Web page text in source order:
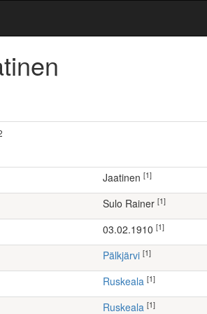
Jaatinen [1]
Sulo Rainer [1]
03.02.1910 [1]
Pälkjärvi [1]
Ruskeala [1]
Ruskeala [1]